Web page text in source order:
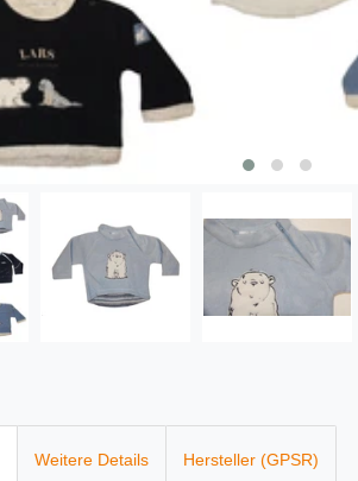
Weitere Details Hersteller (GPSR)